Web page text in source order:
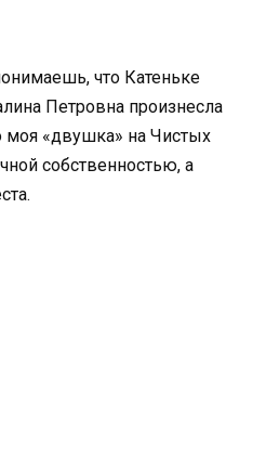
что Катеньке
Петровна произнесла
моя «двушка» на Чистых
собственностью, а